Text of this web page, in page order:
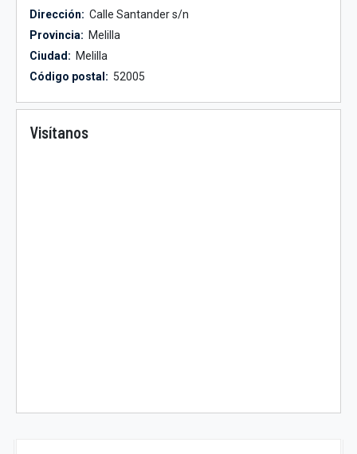
Dirección: Calle Santander s/n
Provincia: Melilla
Ciudad: Melilla
Código postal: 52005
Visítanos